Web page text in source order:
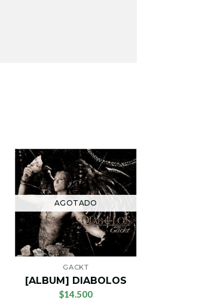
AGOTADO
GACKT
[ALBUM] DIABOLOS
$14.500